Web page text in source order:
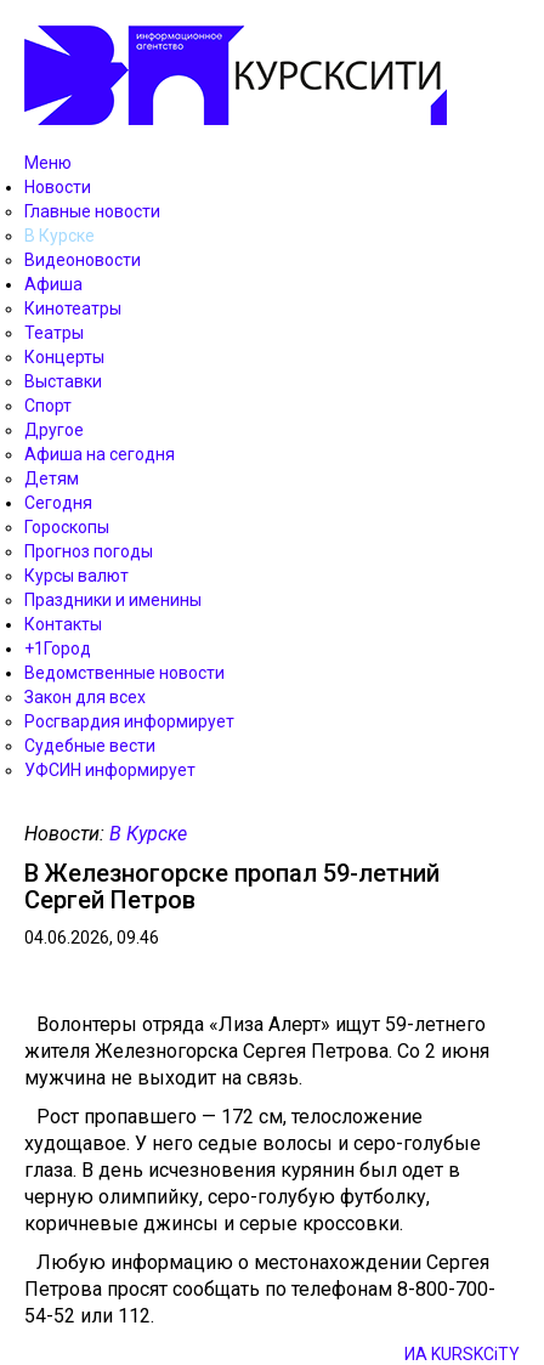
Меню
Новости
Главные новости
В Курске
Видеоновости
Афиша
Кинотеатры
Театры
Концерты
Выставки
Спорт
Другое
Афиша на сегодня
Детям
Сегодня
Гороскопы
Прогноз погоды
Курсы валют
Праздники и именины
Контакты
+1Город
Ведомственные новости
Закон для всех
Росгвардия информирует
Судебные вести
УФСИН информирует
Новости: В Курске
В Железногорске пропал 59-летний
Сергей Петров
04.06.2026, 09.46
Волонтеры отряда «Лиза Алерт» ищут 59-летнего
жителя Железногорска Сергея Петрова. Со 2 июня
мужчина не выходит на связь.
Рост пропавшего — 172 см, телосложение
худощавое. У него седые волосы и серо-голубые
глаза. В день исчезновения курянин был одет в
черную олимпийку, серо-голубую футболку,
коричневые джинсы и серые кроссовки.
Любую информацию о местонахождении Сергея
Петрова просят сообщать по телефонам 8-800-700-
54-52 или 112.
ИА KURSKCiTY